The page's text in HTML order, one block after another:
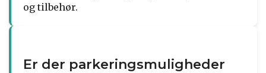
og tilbehør.
Er der parkeringsmuligheder